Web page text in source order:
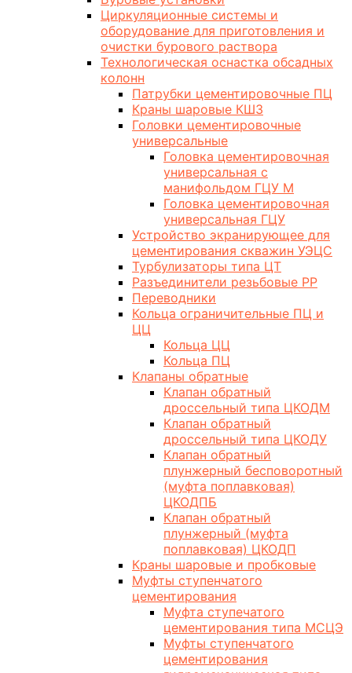
Циркуляционные системы и
оборудование для приготовления и
очистки бурового раствора
Технологическая оснастка обсадных
колонн
Патрубки цементировочные ПЦ
Краны шаровые КШЗ
Головки цементировочные
универсальные
Головка цементировочная
универсальная с
манифольдом ГЦУ М
Головка цементировочная
универсальная ГЦУ
Устройство экранирующее для
цементирования скважин УЭЦС
Турбулизаторы типа ЦТ
Разъединители резьбовые РР
Переводники
Кольца ограничительные ПЦ и
ЦЦ
Кольца ЦЦ
Кольца ПЦ
Клапаны обратные
Клапан обратный
дроссельный типа ЦКОДМ
Клапан обратный
дроссельный типа ЦКОДУ
Клапан обратный
плунжерный бесповоротный
(муфта поплавковая)
ЦКОДПБ
Клапан обратный
плунжерный (муфта
поплавковая) ЦКОДП
Краны шаровые и пробковые
Муфты ступенчатого
цементирования
Муфта ступечатого
цементирования типа МСЦЭ
Муфты ступенчатого
цементирования